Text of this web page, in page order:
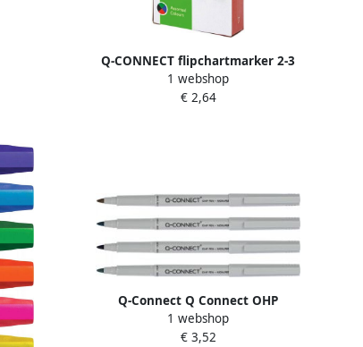
Q-CONNECT flipchartmarker 2-3
mm ronde punt met clip
geassorteerde kleuren
1 webshop
€ 2,64
Q-Connect Q Connect OHP
marker niet permanent
geassorteerde kleuren pak van 4
1 webshop
€ 3,52